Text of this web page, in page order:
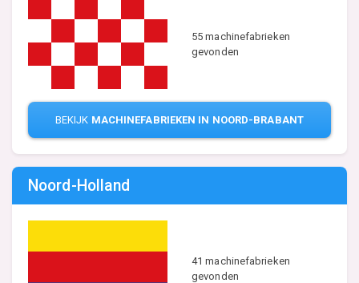
55 machinefabrieken
gevonden
BEKIJK MACHINEFABRIEKEN IN NOORD-BRABANT
Noord-Holland
41 machinefabrieken
gevonden